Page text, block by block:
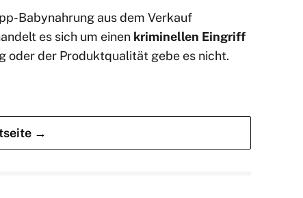
Babynahrung aus dem Verkauf
es sich um einen kriminellen Eingriff
oder der Produktqualität gebe es nicht.
→